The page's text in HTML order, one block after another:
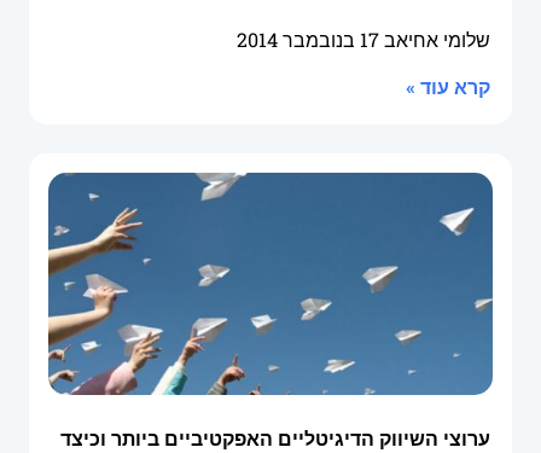
שלומי אחיאב17 בנובמבר 2014
קרא עוד »
ערוצי השיווק הדיגיטליים האפקטיביים ביותר וכיצד